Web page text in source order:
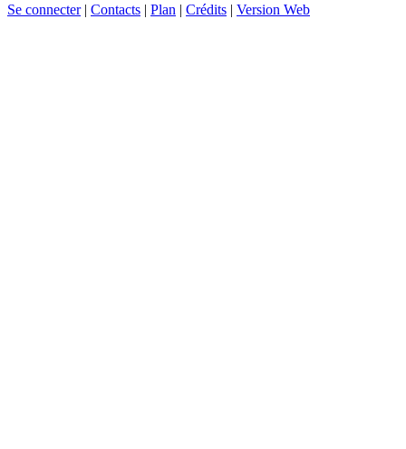
Se connecter| Contacts | Plan | Crédits | Version Web